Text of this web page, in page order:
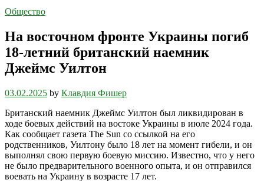
Общество
На восточном фронте Украины погиб
18-летний британский наемник
Джеймс Уилтон
03.02.2025 by Клавдия Фишер
Британский наемник Джеймс Уилтон был ликвидирован в
ходе боевых действий на востоке Украины в июле 2024 года.
Как сообщает газета The Sun со ссылкой на его
родственников, Уилтону было 18 лет на момент гибели, и он
выполнял свою первую боевую миссию. Известно, что у него
не было предварительного военного опыта, и он отправился
воевать на Украину в возрасте 17 лет.